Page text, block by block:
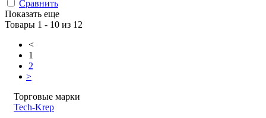
Сравнить
Показать еще
Товары 1 - 10 из 12
<
1
2
>
Торговые марки
Tech-Krep